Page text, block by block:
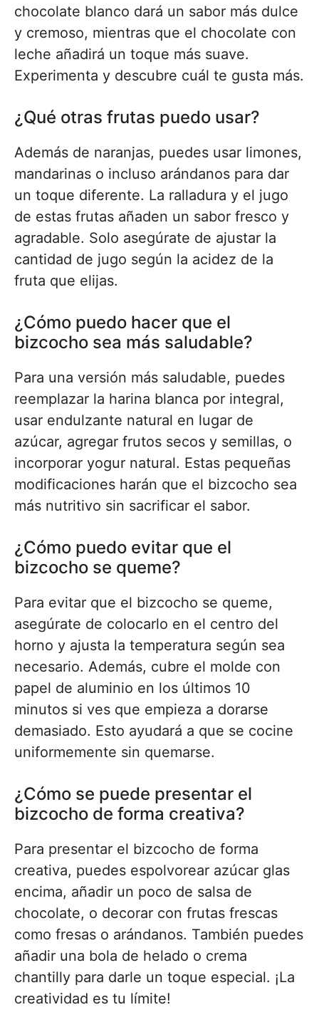
chocolate blanco dará un sabor más dulce
y cremoso, mientras que el chocolate con
leche añadirá un toque más suave.
Experimenta y descubre cuál te gusta más.
¿Qué otras frutas puedo usar?
Además de naranjas, puedes usar limones,
mandarinas o incluso arándanos para dar
un toque diferente. La ralladura y el jugo
de estas frutas añaden un sabor fresco y
agradable. Solo asegúrate de ajustar la
cantidad de jugo según la acidez de la
fruta que elijas.
¿Cómo puedo hacer que el
bizcocho sea más saludable?
Para una versión más saludable, puedes
reemplazar la harina blanca por integral,
usar endulzante natural en lugar de
azúcar, agregar frutos secos y semillas, o
incorporar yogur natural. Estas pequeñas
modificaciones harán que el bizcocho sea
más nutritivo sin sacrificar el sabor.
¿Cómo puedo evitar que el
bizcocho se queme?
Para evitar que el bizcocho se queme,
asegúrate de colocarlo en el centro del
horno y ajusta la temperatura según sea
necesario. Además, cubre el molde con
papel de aluminio en los últimos 10
minutos si ves que empieza a dorarse
demasiado. Esto ayudará a que se cocine
uniformemente sin quemarse.
¿Cómo se puede presentar el
bizcocho de forma creativa?
Para presentar el bizcocho de forma
creativa, puedes espolvorear azúcar glas
encima, añadir un poco de salsa de
chocolate, o decorar con frutas frescas
como fresas o arándanos. También puedes
añadir una bola de helado o crema
chantilly para darle un toque especial. ¡La
creatividad es tu límite!